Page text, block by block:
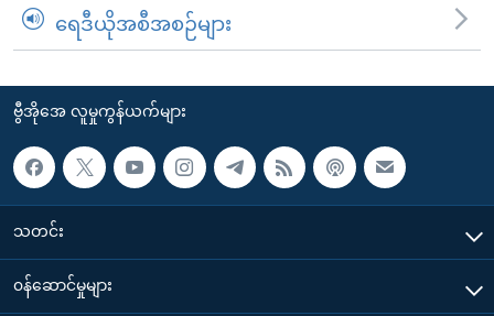
ရေဒီယိုအစီအစဉ်များ
ဗွီအိုအေ လူမှုကွန်ယက်များ
သတင်း
၀န်ဆောင်မှုများ